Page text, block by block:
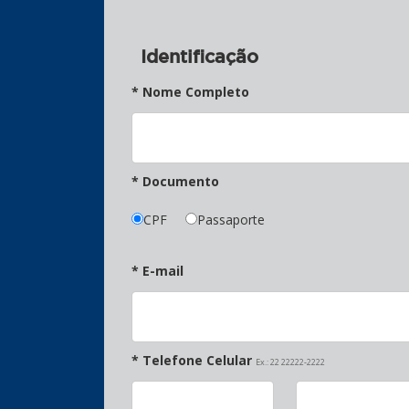
Identificação
* Nome Completo
* Documento
CPF Passaporte
* E-mail
* Telefone Celular Ex.: 22 22222-2222